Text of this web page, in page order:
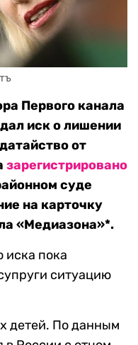
Первого канала
иск о лишении
от
зарегистрировано
суде
на карточку
«Медиазона»*.
иска пока
ситуацию
детей. По данным